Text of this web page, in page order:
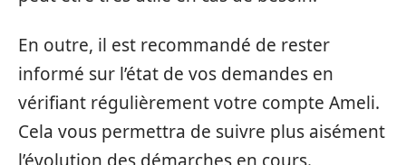
En outre, il est recommandé de rester
informé sur l’état de vos demandes en
vérifiant régulièrement votre compte Ameli.
Cela vous permettra de suivre plus aisément
l’évolution des démarches en cours.